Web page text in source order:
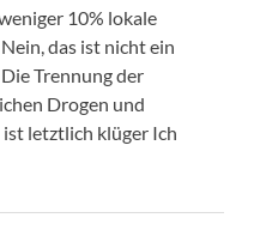
10% lokale
das ist nicht ein
Trennung der
Drogen und
letztlich klüger Ich